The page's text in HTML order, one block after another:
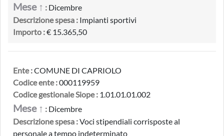
Mese ↑ : Dicembre
Descrizione spesa : Impianti sportivi
Importo :€ 15.365,50
Ente :COMUNE DI CAPRIOLO
Codice ente :000119959
Codice gestionale Siope : 1.01.01.01.002
Mese ↑ : Dicembre
Descrizione spesa :Voci stipendiali corrisposte al
personale a tempo indeterminato